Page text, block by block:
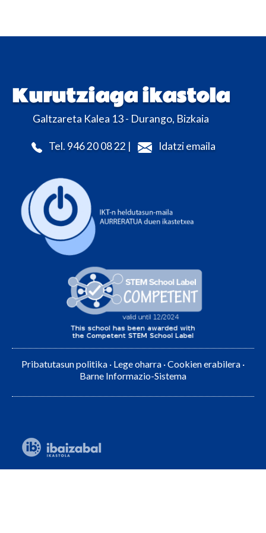
Kurutziaga ikastola
Galtzareta Kalea 13 - Durango, Bizkaia
Tel. 946 20 08 22 | Idatzi emaila
Pribatutasun politika · Lege oharra ·Cookien erabilera ·
Barne Informazio-Sistema